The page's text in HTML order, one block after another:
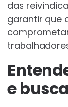
das
garantir que
e